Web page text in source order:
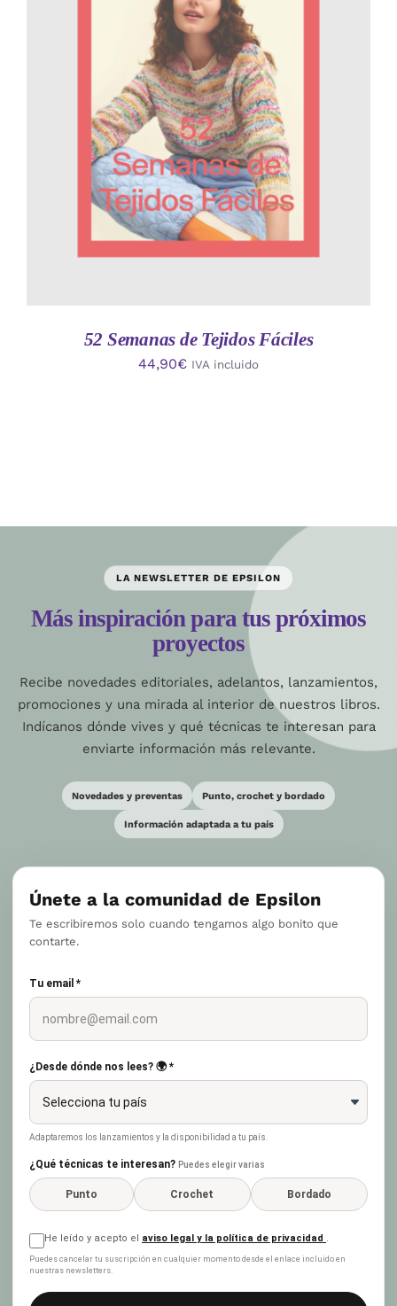
AÑADIR AL CARRITO
/
DETALLES
52 Semanas de Tejidos Fáciles
44,90€ IVA incluido
LA NEWSLETTER DE EPSILON
Más inspiración para tus próximos
proyectos
Recibe novedades editoriales, adelantos, lanzamientos,
promociones y una mirada al interior de nuestros libros.
Indícanos dónde vives y qué técnicas te interesan para
enviarte información más relevante.
Novedades y preventas Punto, crochet y bordado
Información adaptada a tu país
Únete a la comunidad de Epsilon
Te escribiremos solo cuando tengamos algo bonito que
contarte.
Tu email *
¿Desde dónde nos lees? 🌍 *
Adaptaremos los lanzamientos y la disponibilidad a tu país.
¿Qué técnicas te interesan? Puedes elegir varias
Punto Crochet Bordado
He leído y acepto el aviso legal y la política de privacidad .
Puedes cancelar tu suscripción en cualquier momento desde el enlace incluido en
nuestras newsletters.